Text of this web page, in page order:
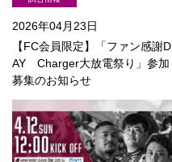
2026年04月23日
【FC会員限定】「ファン感謝D
AY Charger大放電祭り」参加
募集のお知らせ